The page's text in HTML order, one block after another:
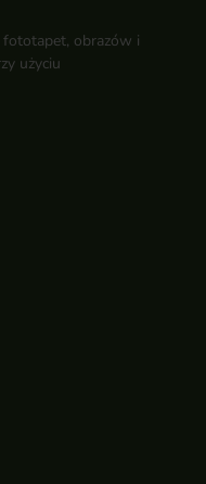
fototapet, obrazów i
użyciu